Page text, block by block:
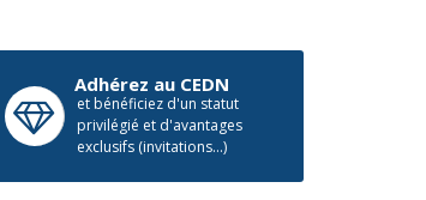
Adhérez au CEDN
et bénéficiez d'un statut
privilégié et d'avantages
exclusifs (invitations...)